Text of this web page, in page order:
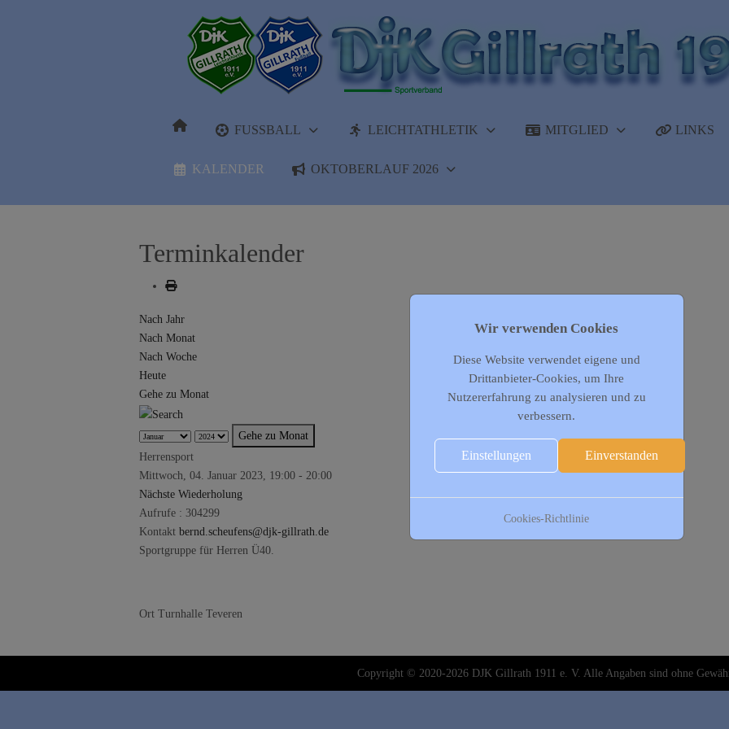
FUSSBALL LEICHTATHLETIK MITGLIED LINKS
KALENDER OKTOBERLAUF 2026
Terminkalender
Nach Jahr
Nach Monat
Nach Woche
Heute
Gehe zu Monat
Gehe zu Monat
Herrensport
Mittwoch, 04. Januar 2023, 19:00 - 20:00
Nächste Wiederholung
Aufrufe : 304299
Kontakt bernd.scheufens@djk-gillrath.de
Sportgruppe für Herren Ü40.
Ort Turnhalle Teveren
Copyright © 2020-2026 DJK Gillrath 1911 e. V. Alle Angaben sind ohne
Wir verwenden Cookies
Diese Website verwendet eigene und
Drittanbieter-Cookies, um Ihre
Nutzererfahrung zu analysieren und zu
verbessern.
Einstellungen Einverstanden
Cookies-Richtlinie